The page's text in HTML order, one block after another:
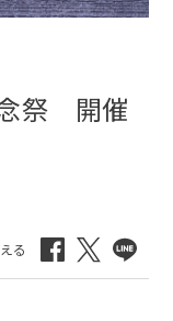
念祭 開催